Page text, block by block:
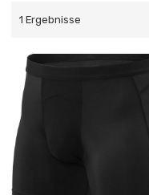
1 Ergebnisse